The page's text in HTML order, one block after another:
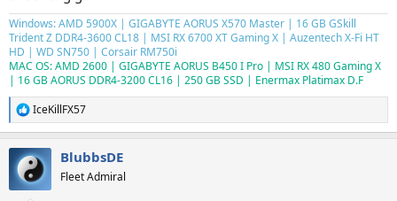
Windows: AMD 5900X | GIGABYTE AORUS X570 Master | 16 GB GSkill
Trident Z DDR4-3600 CL18 | MSI RX 6700 XT Gaming X | Auzentech X-Fi HT
HD | WD SN750 | Corsair RM750i
MAC OS: AMD 2600 | GIGABYTE AORUS B450 I Pro | MSI RX 480 Gaming X
| 16 GB AORUS DDR4-3200 CL16 | 250 GB SSD | Enermax Platimax D.F
R
e
k
t
IceKillFX57
BlubbsDE
Fleet Admiral